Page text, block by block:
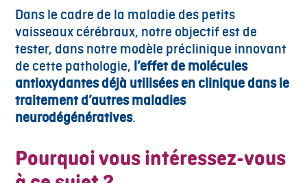
Dans le cadre de la maladie des petits
vaisseaux cérébraux, notre objectif est de
tester, dans notre modèle préclinique innovant
de cette pathologie, l’effet de molécules
antioxydantes déjà utilisées en clinique dans le
traitement d’autres maladies
neurodégénératives.
Pourquoi vous intéressez-vous